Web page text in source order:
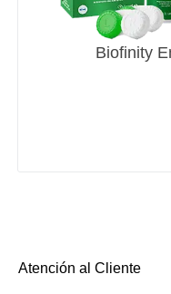
Biofinity
Atención al Cliente